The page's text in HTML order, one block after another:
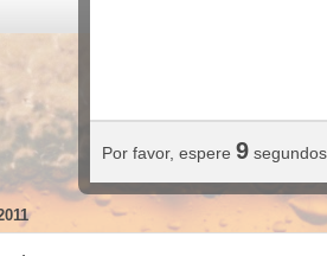
Por favor, espere 8 segundos